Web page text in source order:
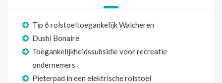
Tip 6 rolstoeltoegankelijk Walcheren
Dushi Bonaire
Toegankelijkheidssubsidie voor recreatie
ondernemers
Pieterpad in een elektrische rolstoel